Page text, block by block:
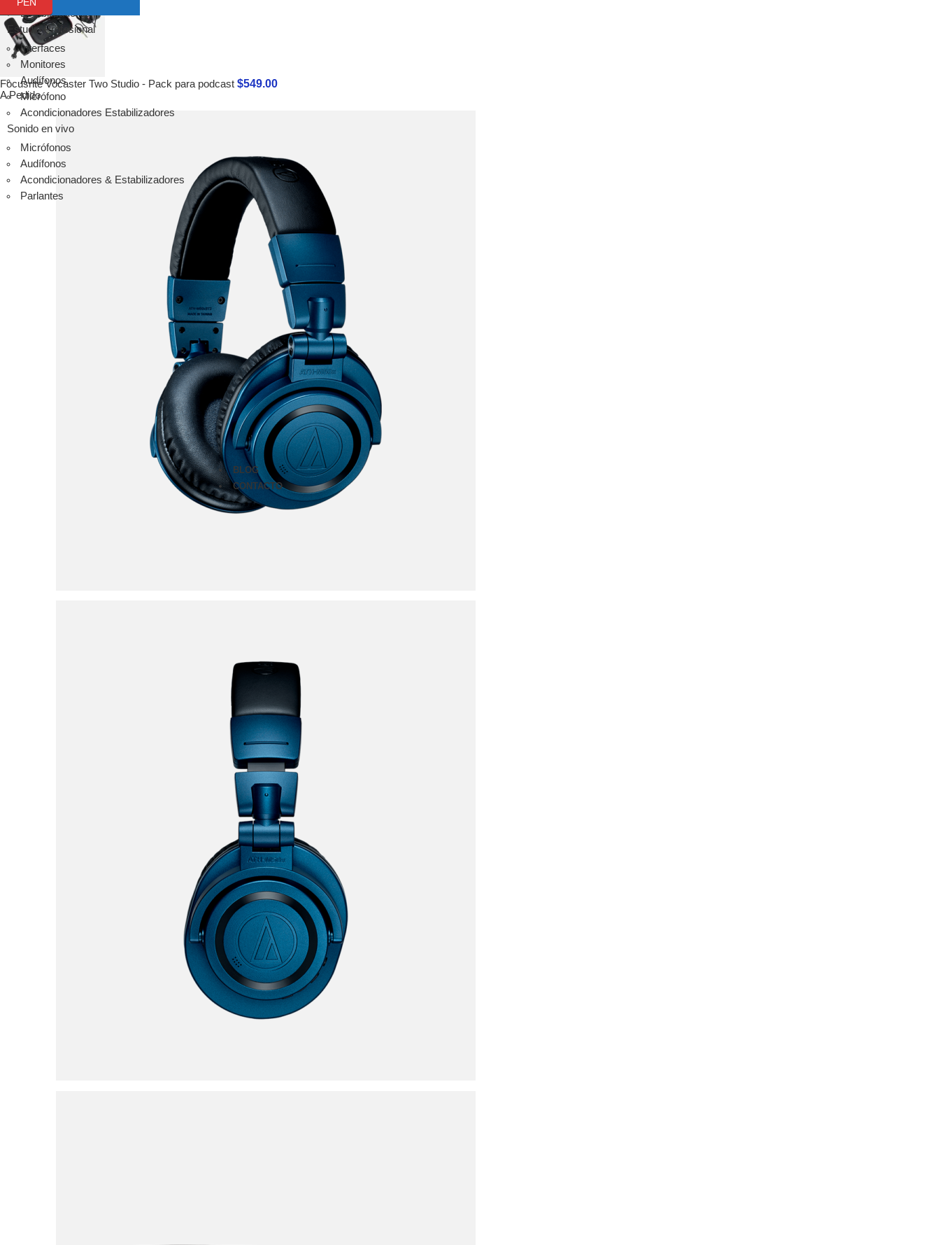
Estabilizadores
Estudio Profesional
Interfaces
Monitores
Audífonos
Micrófono
Acondicionadores Estabilizadores
Sonido en vivo
Micrófonos
Audífonos
Acondicionadores & Estabilizadores
Parlantes
Micrófonos
audinate
Ver todo
Focusrite
Scarlett
Vocaster
Clarett+
Red
RedNet
Avantone Pro
Monitores
Audífonos
Micrófonos
Amplificadores
Furman
Classic Series
Merit Series
Power Sequencing
Prestige Series
BLOG
CONTACTO
Focusrite Vocaster Two Studio - Pack para podcast $549.00
A Pedido